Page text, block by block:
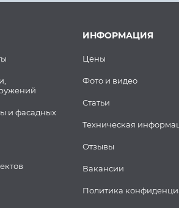
и фасадных
ИНФОРМАЦИЯ
Цены
Фото и видео
Статьи
Техническая
Отзывы
Вакансии
Политика